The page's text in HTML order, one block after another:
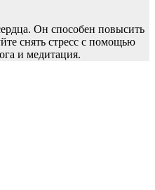
Он способен повысить
снять стресс с помощью
и медитация.